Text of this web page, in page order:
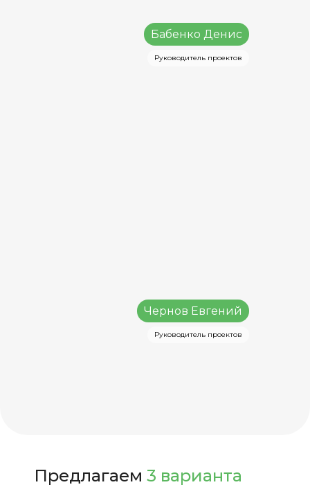
Бабенко Денис
Руководитель проектов
Чернов Евгений
Руководитель проектов
Предлагаем 3 варианта